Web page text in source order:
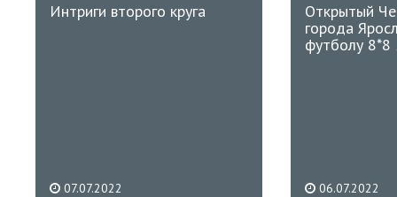
Интриги второго круга
07.07.2022
Открытый
города
футболу 8*8
06.07.2022